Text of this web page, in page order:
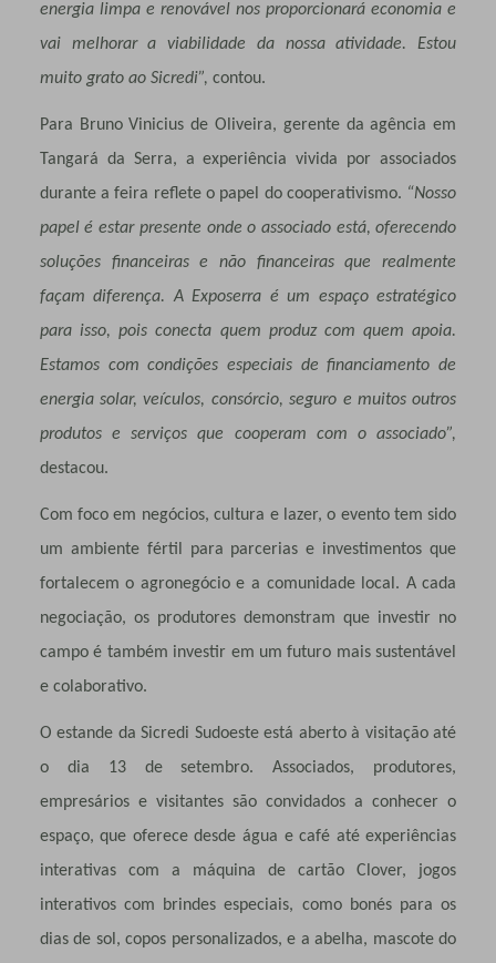
energia limpa e renovável nos proporcionará economia e
vai melhorar a viabilidade da nossa atividade. Estou
muito grato ao Sicredi”, contou.
Para Bruno Vinicius de Oliveira, gerente da agência em
Tangará da Serra, a experiência vivida por associados
durante a feira reflete o papel do cooperativismo. “Nosso
papel é estar presente onde o associado está, oferecendo
soluções financeiras e não financeiras que realmente
façam diferença. A Exposerra é um espaço estratégico
para isso, pois conecta quem produz com quem apoia.
Estamos com condições especiais de financiamento de
energia solar, veículos, consórcio, seguro e muitos outros
produtos e serviços que cooperam com o associado”,
destacou.
Com foco em negócios, cultura e lazer, o evento tem sido
um ambiente fértil para parcerias e investimentos que
fortalecem o agronegócio e a comunidade local. A cada
negociação, os produtores demonstram que investir no
campo é também investir em um futuro mais sustentável
e colaborativo.
O estande da Sicredi Sudoeste está aberto à visitação até
o dia 13 de setembro. Associados, produtores,
empresários e visitantes são convidados a conhecer o
espaço, que oferece desde água e café até experiências
interativas com a máquina de cartão Clover, jogos
interativos com brindes especiais, como bonés para os
dias de sol, copos personalizados, e a abelha, mascote do